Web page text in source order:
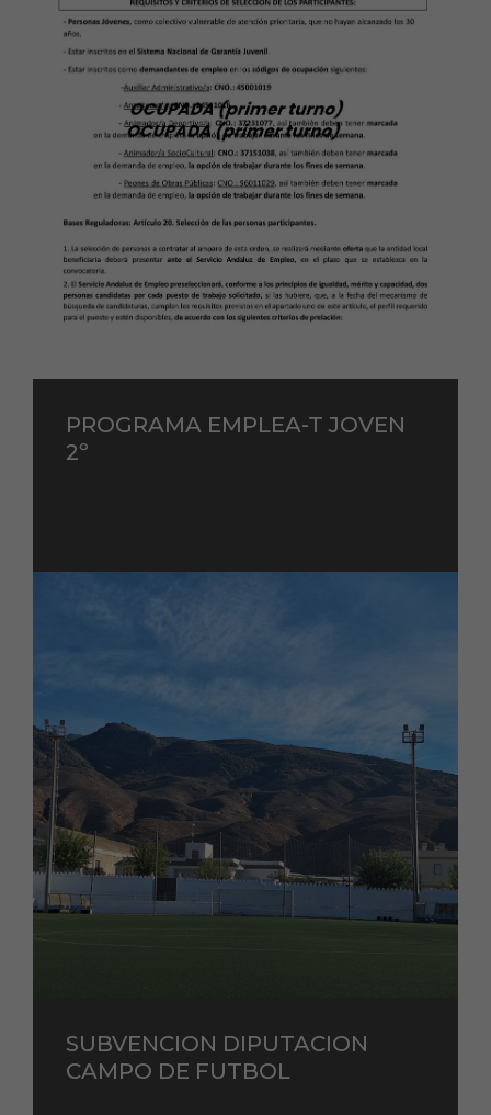
PROGRAMA EMPLEA-T JOVEN
2º
SUBVENCION DIPUTACION
CAMPO DE FUTBOL